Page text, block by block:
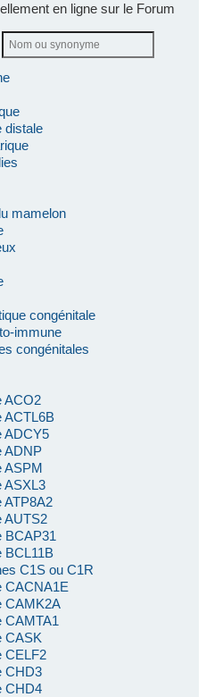
en ligne sur le Forum
distale
mamelon
congénitale
immune
congénitales
ACO2
ACTL6B
ADCY5
ADNP
ASPM
ASXL3
ATP8A2
AUTS2
BCAP31
BCL11B
C1S ou C1R
CACNA1E
CAMK2A
CAMTA1
CASK
CELF2
CHD3
CHD4